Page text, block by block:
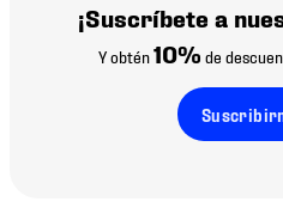
¡Suscríbete a
Y obtén10% de